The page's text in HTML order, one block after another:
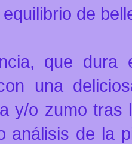
de
que
una
y/o zumo tras
análisis de la